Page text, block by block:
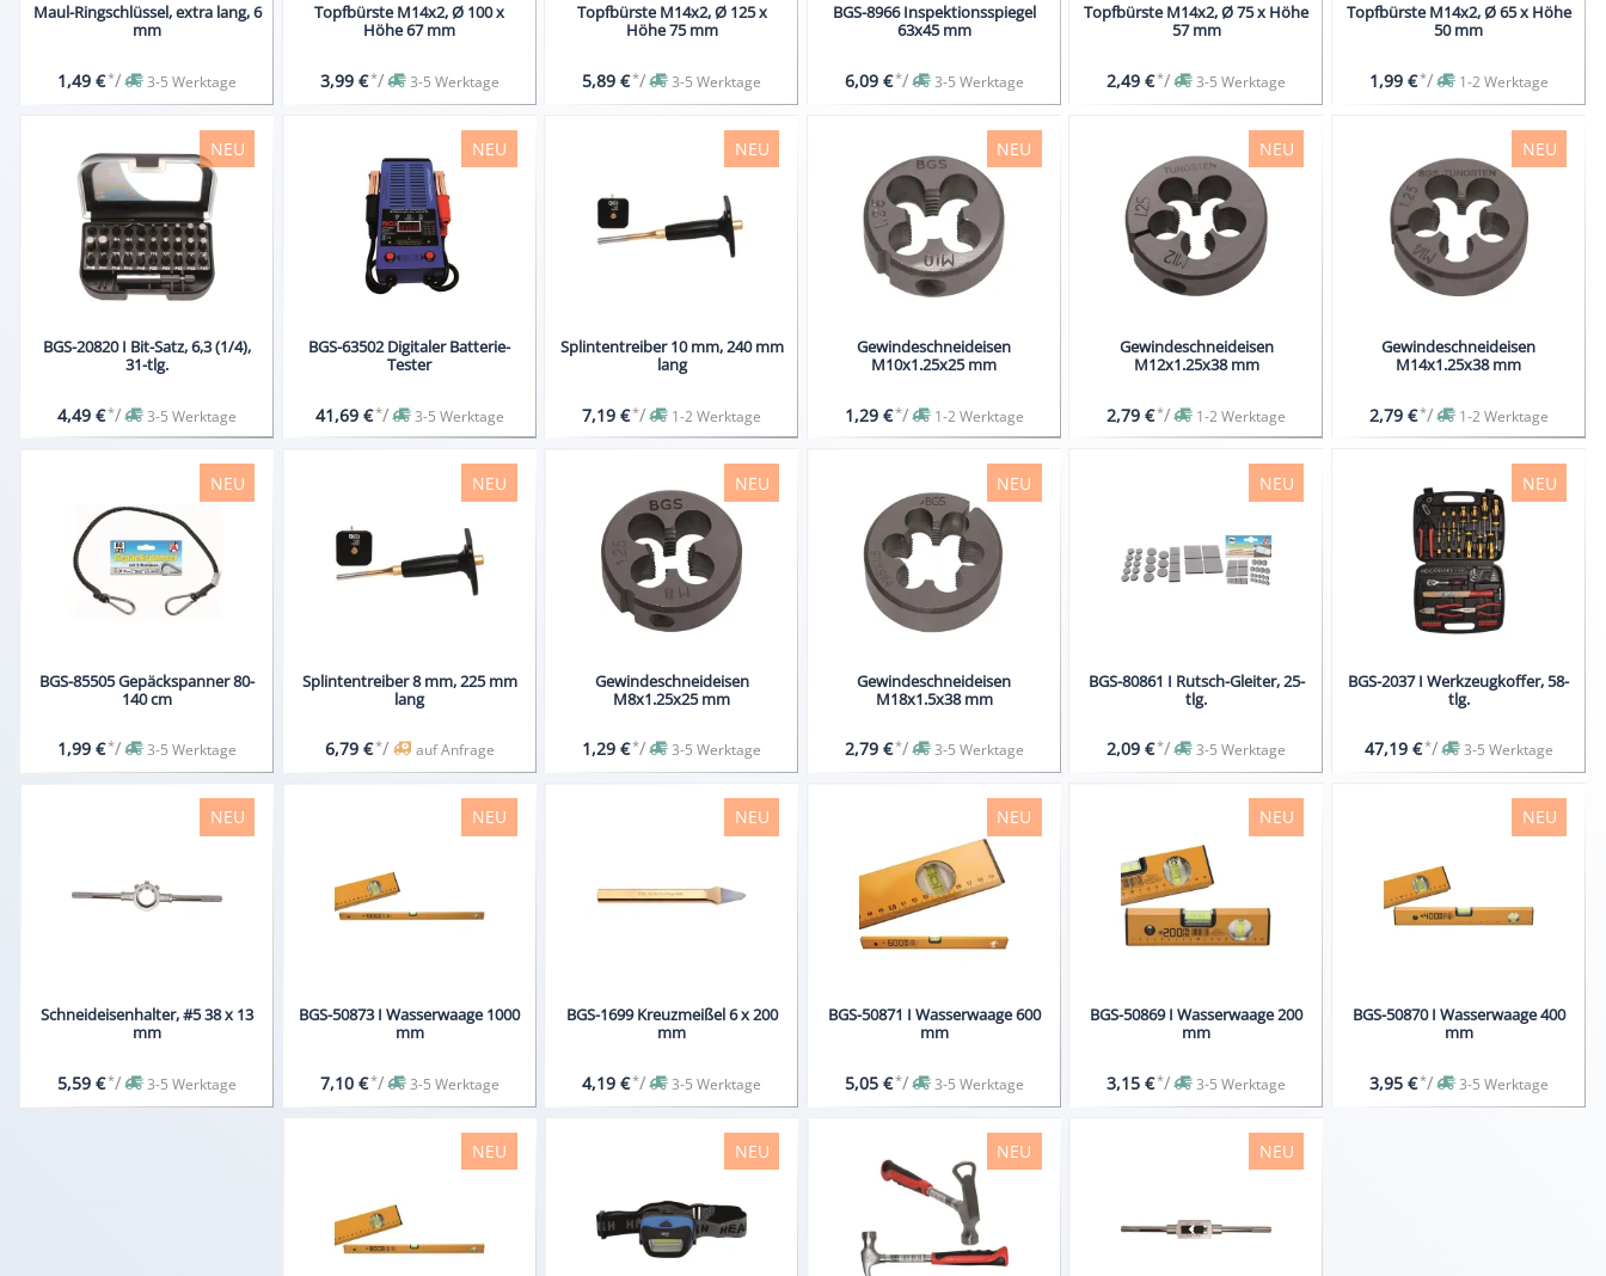
Maul-Ringschlüssel, extra lang, 6
mm
1,49 €*/ 3-5 Werktage
Topfbürste M14x2, Ø 100 x
Höhe 67 mm
3,99 €*/ 3-5 Werktage
Topfbürste M14x2, Ø 125 x
Höhe 75 mm
5,89 €*/ 3-5 Werktage
BGS-8966 Inspektionsspiegel
63x45 mm
6,09 €*/ 3-5 Werktage
Topfbürste M14x2, Ø 75 x Höhe
57 mm
2,49 €*/ 3-5 Werktage
Topfbürste M14x2, Ø 65 x Höhe
50 mm
1,99 €*/ 1-2 Werktage
BGS-20820 I Bit-Satz, 6,3 (1/4),
31-tlg.
4,49 €*/ 3-5 Werktage
NEU
BGS-63502 Digitaler Batterie-
Tester
41,69 €*/ 3-5 Werktage
NEU
Splintentreiber 10 mm, 240 mm
lang
7,19 €*/ 1-2 Werktage
NEU
Gewindeschneideisen
M10x1.25x25 mm
1,29 €*/ 1-2 Werktage
NEU
Gewindeschneideisen
M12x1.25x38 mm
2,79 €*/ 1-2 Werktage
NEU
Gewindeschneideisen
M14x1.25x38 mm
2,79 €*/ 1-2 Werktage
NEU
BGS-85505 Gepäckspanner 80-
140 cm
1,99 €*/ 3-5 Werktage
NEU
Splintentreiber 8 mm, 225 mm
lang
6,79 €*/ auf Anfrage
NEU
Gewindeschneideisen
M8x1.25x25 mm
1,29 €*/ 3-5 Werktage
NEU
Gewindeschneideisen
M18x1.5x38 mm
2,79 €*/ 3-5 Werktage
NEU
BGS-80861 I Rutsch-Gleiter, 25-
tlg.
2,09 €*/ 3-5 Werktage
NEU
BGS-2037 I Werkzeugkoffer, 58-
tlg.
47,19 €*/ 3-5 Werktage
NEU
Schneideisenhalter, #5 38 x 13
mm
5,59 €*/ 3-5 Werktage
NEU
BGS-50873 I Wasserwaage 1000
mm
7,10 €*/ 3-5 Werktage
NEU
BGS-1699 Kreuzmeißel 6 x 200
mm
4,19 €*/ 3-5 Werktage
NEU
BGS-50871 I Wasserwaage 600
mm
5,05 €*/ 3-5 Werktage
NEU
BGS-50869 I Wasserwaage 200
mm
3,15 €*/ 3-5 Werktage
NEU
BGS-50870 I Wasserwaage 400
mm
3,95 €*/ 3-5 Werktage
NEU
NEU NEU NEU NEU